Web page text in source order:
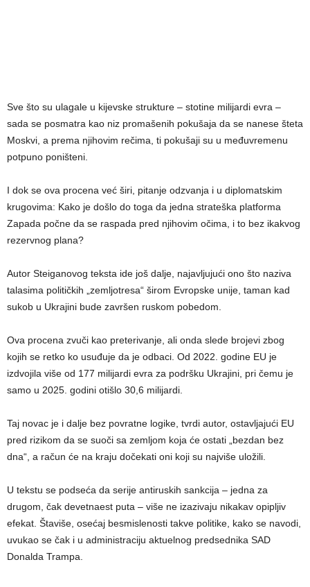
Sve što su ulagale u kijevske strukture – stotine milijardi evra –
sada se posmatra kao niz promašenih pokušaja da se nanese šteta
Moskvi, a prema njihovim rečima, ti pokušaji su u međuvremenu
potpuno poništeni.
I dok se ova procena već širi, pitanje odzvanja i u diplomatskim
krugovima: Kako je došlo do toga da jedna strateška platforma
Zapada počne da se raspada pred njihovim očima, i to bez ikakvog
rezervnog plana?
Autor Steiganovog teksta ide još dalje, najavljujući ono što naziva
talasima političkih „zemljotresa“ širom Evropske unije, taman kad
sukob u Ukrajini bude završen ruskom pobedom.
Ova procena zvuči kao preterivanje, ali onda slede brojevi zbog
kojih se retko ko usuđuje da je odbaci. Od 2022. godine EU je
izdvojila više od 177 milijardi evra za podršku Ukrajini, pri čemu je
samo u 2025. godini otišlo 30,6 milijardi.
Taj novac je i dalje bez povratne logike, tvrdi autor, ostavljajući EU
pred rizikom da se suoči sa zemljom koja će ostati „bezdan bez
dna“, a račun će na kraju dočekati oni koji su najviše uložili.
U tekstu se podseća da serije antiruskih sankcija – jedna za
drugom, čak devetnaest puta – više ne izazivaju nikakav opipljiv
efekat. Štaviše, osećaj besmislenosti takve politike, kako se navodi,
uvukao se čak i u administraciju aktuelnog predsednika SAD
Donalda Trampa.